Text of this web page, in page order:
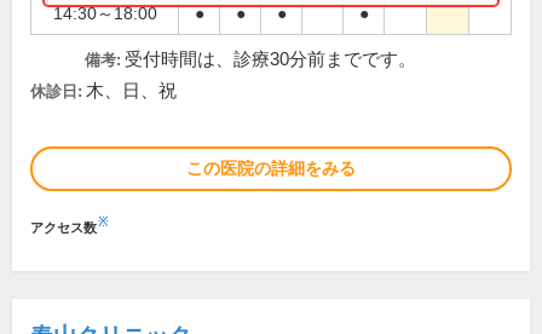
14:30～18:00 ● ● ● ●
備考: 受付時間は、診療30分前までです。
休診日: 木、日、祝
この医院の詳細をみる
アクセス数※